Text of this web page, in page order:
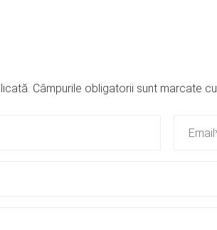
Câmpurile obligatorii sunt marcate cu